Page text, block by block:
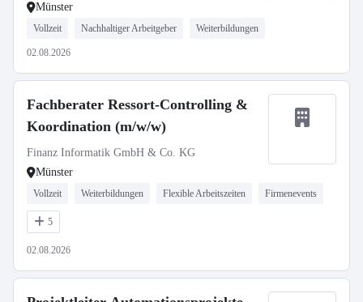
Münster
Vollzeit Nachhaltiger Arbeitgeber Weiterbildungen
02.08.2026
Fachberater Ressort-Controlling &
Koordination (m/w/w)
Finanz Informatik GmbH & Co. KG
Münster
Vollzeit Weiterbildungen Flexible Arbeitszeiten Firmenevents
5
02.08.2026